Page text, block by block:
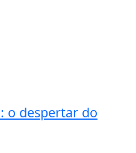
o despertar do